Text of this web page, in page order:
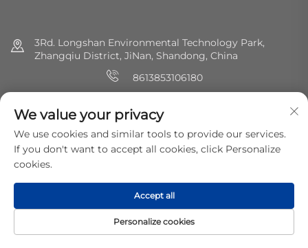
3Rd. Longshan Environmental Technology Park,
Zhangqiu District, JiNan, Shandong, China
8613853106180
[email protected]
Technology Co., Ltd. Hak-hak semua dilindungi.
We value your privacy
We use cookies and similar tools to provide our services.
If you don't want to accept all cookies, click Personalize
cookies.
Personalize cookies
Accept all